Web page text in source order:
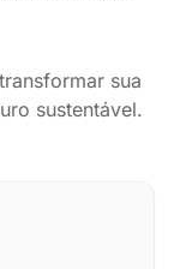
sua
sustentável.